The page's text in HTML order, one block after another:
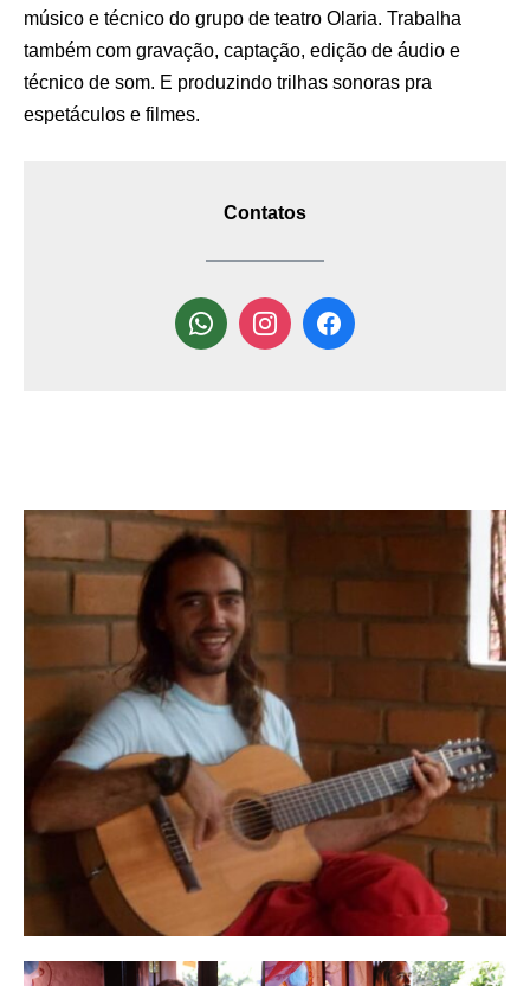
músico e técnico do grupo de teatro Olaria. Trabalha
também com gravação, captação, edição de áudio e
técnico de som. E produzindo trilhas sonoras pra
espetáculos e filmes.
Contatos